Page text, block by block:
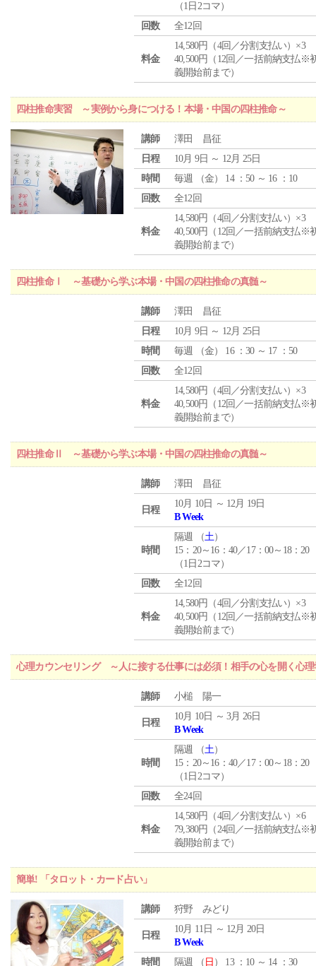
（1日2コマ）
回数
全12回
料金
14,580円（4回／分割支払い）×3
40,500円（12回／一括前納支払※
義開始前まで）
四柱推命実習 ～実例から身につける！本場・中国の四柱推命～
講師
澤田 昌征
日程
10月 9日 ～ 12月 25日
時間
毎週 （金） 14 ：50 ～ 16 ：10
回数
全12回
料金
14,580円（4回／分割支払い）×3
40,500円（12回／一括前納支払※
義開始前まで）
四柱推命Ⅰ ～基礎から学ぶ本場・中国の四柱推命の真髄～
講師
澤田 昌征
日程
10月 9日 ～ 12月 25日
時間
毎週 （金） 16 ：30 ～ 17 ：50
回数
全12回
料金
14,580円（4回／分割支払い）×3
40,500円（12回／一括前納支払※
義開始前まで）
四柱推命Ⅱ ～基礎から学ぶ本場・中国の四柱推命の真髄～
講師 澤田 昌征
日程
10月 10日 ～ 12月 19日
B Week
時間
隔週 （土）
15：20～16：40／17：00～18：20
（1日2コマ）
回数
全12回
料金
14,580円（4回／分割支払い）×3
40,500円（12回／一括前納支払※
義開始前まで）
心理カウンセリング ～人に接する仕事には必須！相手の心を開く心理
講師 小槌 陽一
日程
10月 10日 ～ 3月 26日
B Week
時間
隔週 （土）
15：20～16：40／17：00～18：20
（1日2コマ）
回数
全24回
料金
14,580円（4回／分割支払い）×6
79,380円（24回／一括前納支払※
義開始前まで）
簡単! 「タロット・カード占い」
講師 狩野 みどり
日程
10月 11日 ～ 12月 20日
B Week
時間
隔週 （ 日 ） 13 ：10 ～ 14 ：30